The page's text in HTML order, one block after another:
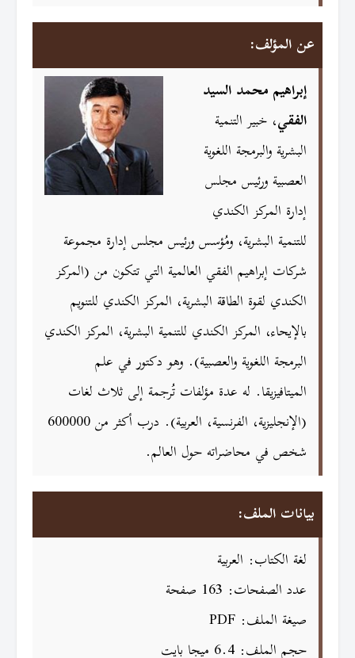
عن المؤلف:
إبراهيم محمد السيد
الفقي، خبير التنمية
البشرية والبرمجة اللغوية
العصبية ورئيس مجلس
إدارة المركز الكندي
للتنمية البشرية، ومُؤسس ورئيس مجلس إدارة مجموعة
شركات إبراهيم الفقي العالمية التي تتكون من (المركز
الكندي لقوة الطاقة البشرية، المركز الكندي للتنويم
بالإيحاء، المركز الكندي للتنمية البشرية، المركز الكندي
البرمجة اللغوية والعصبية). وهو دكتور في علم
الميتافيزيقا. له عدة مؤلفات تُرجمة إلى ثلاث لغات
(الإنجليزية، الفرنسية، العربية). درب أكثر من 600000
شخص في محاضراته حول العالم.
بيانات الملف:
لغة الكتاب: العربية
عدد الصفحات: 163 صفحة
صيغة الملف: PDF
حجم الملف: 6.4 ميجا بايت